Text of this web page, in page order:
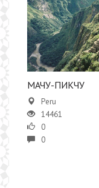
МАЧУ-ПИКЧУ
Peru
14461
0
0